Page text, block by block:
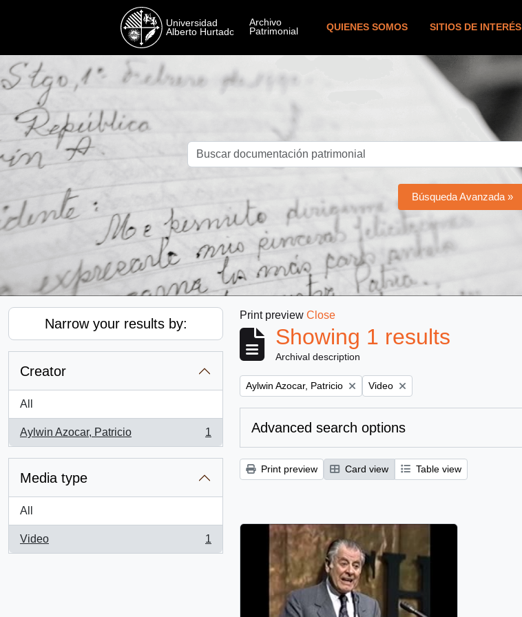
QUIENES SOMOS SITIOS DE INTERÉS
Búsqueda Avanzada »
Narrow your results by:
Creator
All
Aylwin Azocar, Patricio
, 1 results
1
Media type
All
Video
, 1 results
1
Print preview Close
Showing 1 results
Archival description
Remove filter:
Aylwin Azocar, Patricio Remove filter:
Video
Advanced search options
Print preview Card view Table view